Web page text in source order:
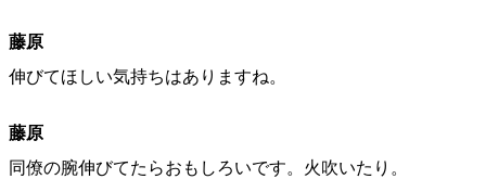
藤原
伸びてほしい気持ちはありますね。
藤原
同僚の腕伸びてたらおもしろいです。火吹いたり。